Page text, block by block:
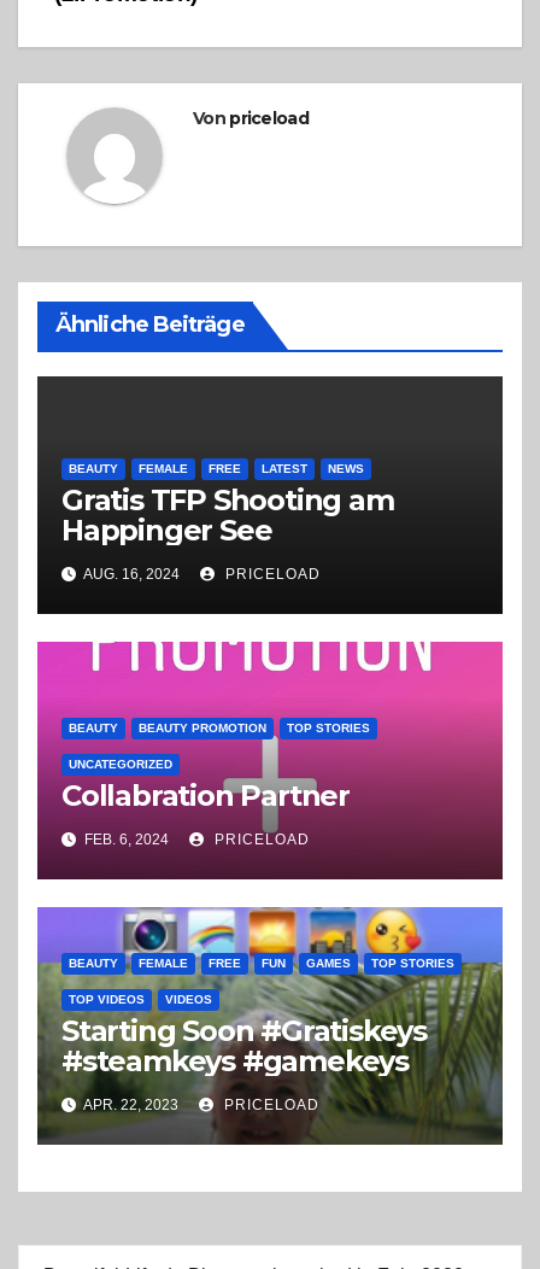
Von priceload
Ähnliche Beiträge
BEAUTY FEMALE FREE LATEST NEWS
Gratis TFP Shooting am
Happinger See
AUG. 16, 2024 PRICELOAD
BEAUTY BEAUTY PROMOTION TOP STORIES
UNCATEGORIZED
Collabration Partner
FEB. 6, 2024 PRICELOAD
BEAUTY FEMALE FREE FUN GAMES TOP STORIES
TOP VIDEOS VIDEOS
Starting Soon #Gratiskeys
#steamkeys #gamekeys
APR. 22, 2023 PRICELOAD